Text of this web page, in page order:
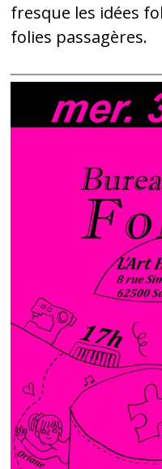
fresque les idées
folies passagères.